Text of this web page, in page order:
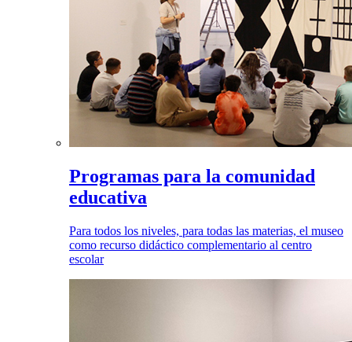
Programas para la comunidad
educativa
Para todos los niveles, para todas las materias, el museo
como recurso didáctico complementario al centro
escolar